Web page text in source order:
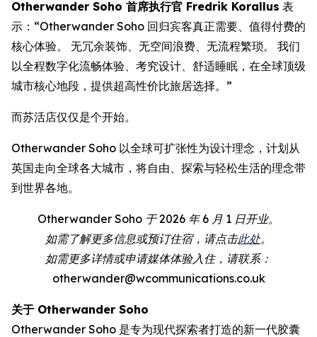
Otherwander Soho 首席执行官 Fredrik Korallus 表
示：“Otherwander Soho 回归宾客真正需要、值得付费的
核心体验。 无冗余装饰、无空间浪费、无流程繁琐。 我们
以全程数字化流畅体验、考究设计、舒适睡眠，在全球顶级
城市核心地段，提供超高性价比旅居选择。”
而苏活店仅仅是个开始。
Otherwander Soho 以全球可扩张性为设计理念，计划从
英国走向全球各大城市，将自由、探索与轻松生活的理念带
到世界各地。
Otherwander Soho 于 2026 年 6 月 1 日开业。
如需了解更多信息或预订住宿，请点击此处。
如需更多详情或申请媒体体验入住，请联系：
otherwander@wcommunications.co.uk
关于 Otherwander Soho
Otherwander Soho 是专为现代探索者打造的新一代胶囊